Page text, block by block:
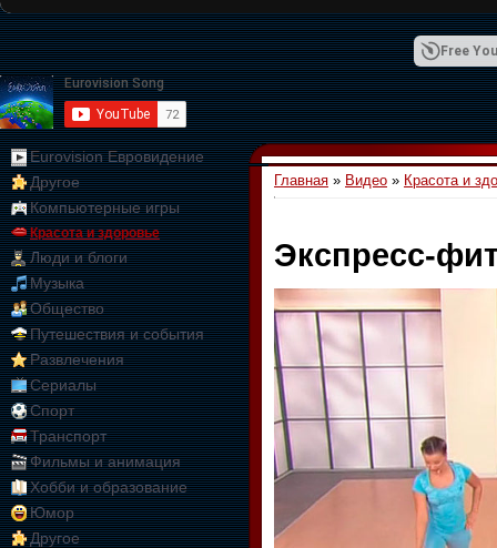
Free
Eurovision Евровидение
Другое
Компьютерные игры
Красота и здоровье
Люди и блоги
Музыка
Общество
Путешествия и события
Развлечения
Сериалы
Спорт
Транспорт
Фильмы и анимация
Хобби и образование
Юмор
Другое
Главная » Видео » Красота и
Экспресс-